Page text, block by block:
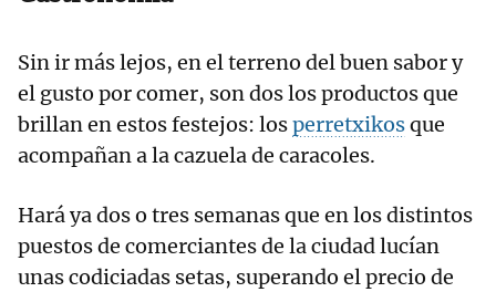
Sin ir más lejos, en el terreno del buen sabor y
el gusto por comer, son dos los productos que
brillan en estos festejos: losperretxikosque
acompañan a la cazuela de caracoles.
Hará ya dos o tres semanas que en los distintos
puestos de comerciantes de la ciudad lucían
unas codiciadas setas, superando el precio de